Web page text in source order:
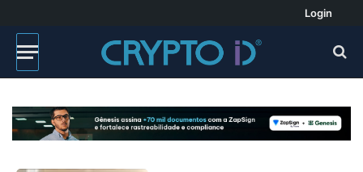
Login